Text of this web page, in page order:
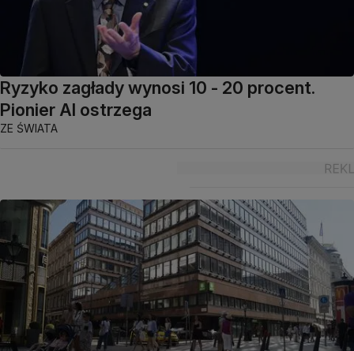
Ryzyko zagłady wynosi 10 - 20 procent.
Pionier AI ostrzega
ZE ŚWIATA